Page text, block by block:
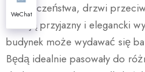
bezpieczeństwa, drzwi
oferują przyjazny i elegancki
budynek może wydawać się
Będą idealnie pasowały do
WeChat